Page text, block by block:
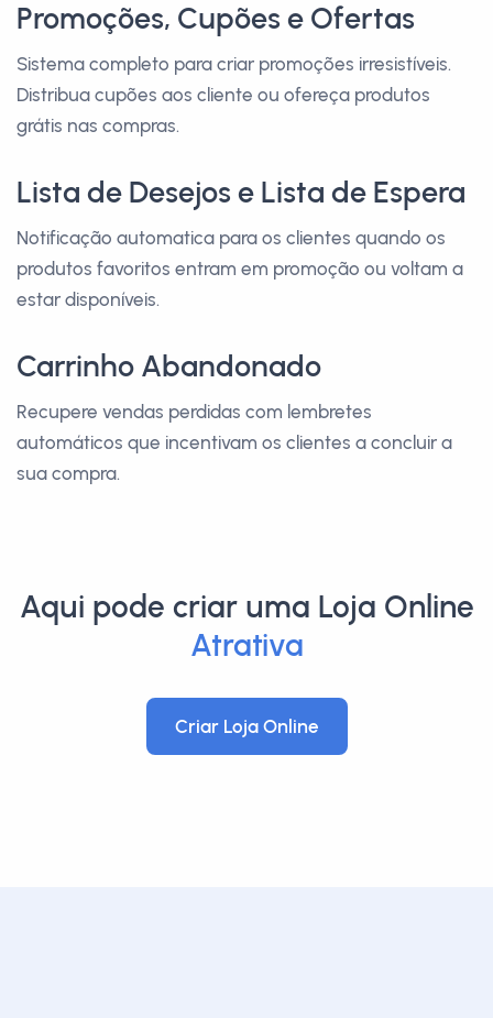
Promoções, Cupões e Ofertas
Sistema completo para criar promoções irresistíveis.
Distribua cupões aos cliente ou ofereça produtos
grátis nas compras.
Lista de Desejos e Lista de Espera
Notificação automatica para os clientes quando os
produtos favoritos entram em promoção ou voltam a
estar disponíveis.
Carrinho Abandonado
Recupere vendas perdidas com lembretes
automáticos que incentivam os clientes a concluir a
sua compra.
Aqui pode criar uma Loja Online
Profi
Criar Loja Online